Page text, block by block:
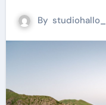
By studiohallo_